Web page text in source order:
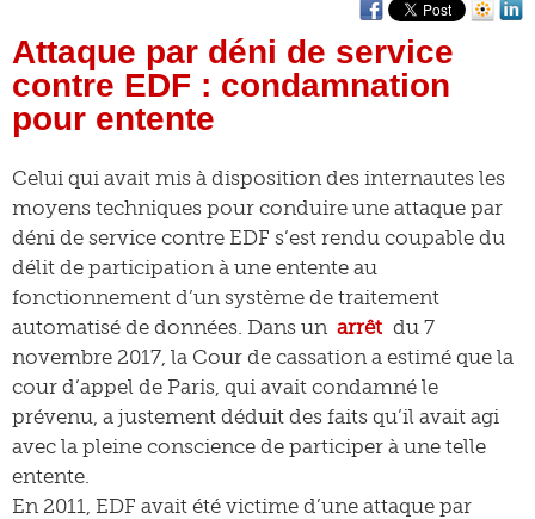
Attaque par déni de service
contre EDF : condamnation
pour entente
Celui qui avait mis à disposition des internautes les
moyens techniques pour conduire une attaque par
déni de service contre EDF s’est rendu coupable du
délit de participation à une entente au
fonctionnement d’un système de traitement
automatisé de données. Dans un arrêt du 7
novembre 2017, la Cour de cassation a estimé que la
cour d’appel de Paris, qui avait condamné le
prévenu, a justement déduit des faits qu’il avait agi
avec la pleine conscience de participer à une telle
entente.
En 2011, EDF avait été victime d’une attaque par